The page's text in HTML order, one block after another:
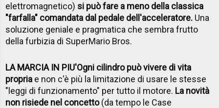
elettromagnetico) si può fare a meno della classica
"farfalla" comandata dal pedale dell'acceleratore. Una
soluzione geniale e pragmatica che sembra frutto
della furbizia di SuperMario Bros.
LA MARCIA IN PIU'Ogni cilindro può vivere di vita
propria e non c'è più la limitazione di usare le stesse
"leggi di funzionamento" per tutto il motore. La novità
non risiede nel concetto(da tempo le Case